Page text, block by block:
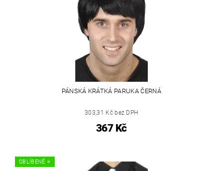
PÁNSKÁ KRÁTKÁ PARUKA ČERNÁ
303,31 Kč bez DPH
367 Kč
OBLÍBENÉ ⭐️